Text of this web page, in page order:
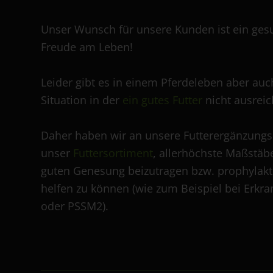
Unser Wunsch für unsere Kunden ist ein
Freude am Leben!
Leider gibt es in einem Pferdeleben aber
Situation in der ein gutes Futter nicht
Daher haben wir an unsere
unser Futtersortiment, allerhöchste
guten Genesung beizutragen bzw.
helfen zu können (wie zum Beispiel bei
oder PSSM2).